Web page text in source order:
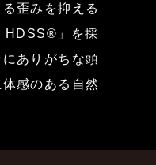
歪みを抑える
HDSS®」を採
ありがちな頭
感のある自然